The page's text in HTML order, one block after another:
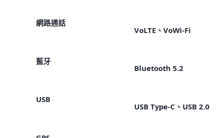
網路通話
VoLTE、VoWi-Fi
藍牙
Bluetooth 5.2
USB
USB Type-C、USB 2.0